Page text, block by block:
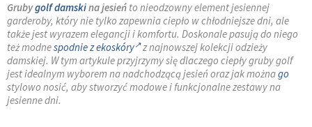
Grubygolf damskina jesień to nieodzowny element jesiennej
garderoby, który nie tylko zapewnia ciepło w chłodniejsze dni, ale
także jest wyrazem elegancji i komfortu. Doskonale pasują do niego
też modnespodnie z ekoskóry z najnowszej kolekcji odzieży
damskiej. W tym artykule przyjrzymy się dlaczego ciepły gruby golf
jest idealnym wyborem na nadchodzącą jesień oraz jak możnago
stylowo nosić, aby stworzyć modowe i funkcjonalne zestawy na
jesienne dni.